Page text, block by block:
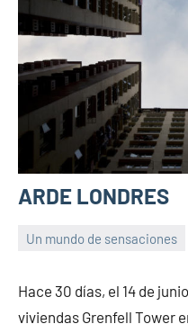
ARDE LONDRES
Un mundo de sensaciones
comentarios
Hace 30 días, el 14 de
viviendas Grenfell Tower